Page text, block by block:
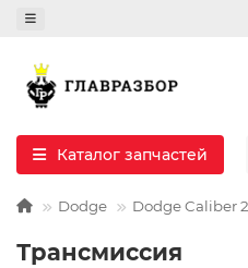
Каталог запчастей
Dodge Dodge Caliber
Трансмиссия